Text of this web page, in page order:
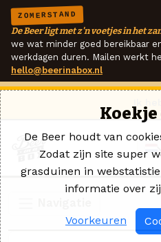
ZOMERSTAND
De Beer ligt met z'n voetjes in het
we wat minder goed bereikbaar
werkdagen duren. Mailen werkt
hello@beerinabox.nl
De Beer houdt van
Zodat zijn site super
grasduinen in
informatie over
Voorkeuren